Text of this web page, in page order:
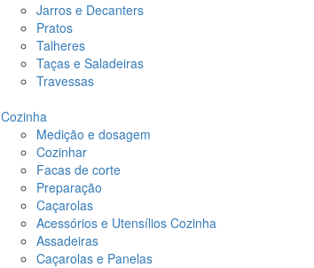
Jarros e Decanters
Pratos
Talheres
Taças e Saladeiras
Travessas
Cozinha
Medição e dosagem
Cozinhar
Facas de corte
Preparação
Caçarolas
Acessórios e Utensílios Cozinha
Assadeiras
Caçarolas e Panelas